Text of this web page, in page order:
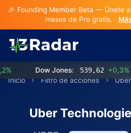
🎉 Founding Member Beta — Únete
meses de Pro gratis.
Dow Jones: 539,62 +0,3%
Inicio
Filtro de acciones
Uber